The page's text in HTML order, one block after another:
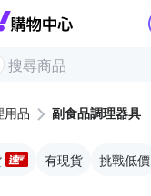
Yahoo購物
用品 副食品調理器具
有現貨 挑戰低價